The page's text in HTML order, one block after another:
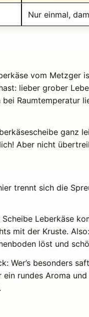
Nur einmal,
vom Metzger
lieber grober
Raumtemperatur
ganz
Aber nicht
trennt sich die
Leberkäse
mit der Kruste.
löst und
besonders
rundes Aroma